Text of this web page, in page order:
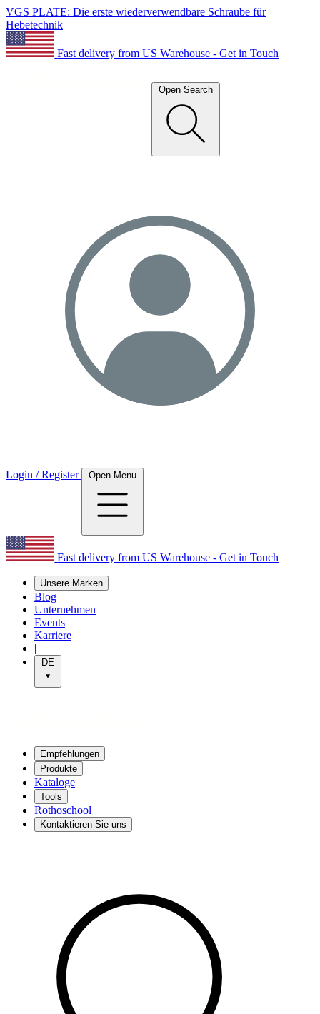
VGS PLATE: Die erste wiederverwendbare Schraube für
Hebetechnik
Fast delivery from US Warehouse - Get in Touch
Open Search
Login / Register Open Menu
Fast delivery from US Warehouse - Get in Touch
Unsere Marken
Blog
Unternehmen
Events
Karriere
|
DE
Empfehlungen
Produkte
Kataloge
Tools
Rothoschool
Kontaktieren Sie uns